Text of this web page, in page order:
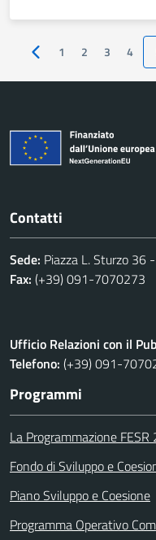
Pagina precedente
1 2 3 4
Contatti
Sede: Piazza L. Sturzo 36
Fax: (+39) 091-7070273
Ufficio Relazioni con il
Telefono: (+39) 091-
Programmi
La Programmazione
Fondo di Sviluppo e
Piano Sviluppo e Coesione
Programma Operativo